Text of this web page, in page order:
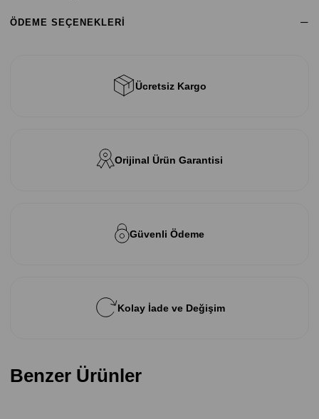
ÖDEME SEÇENEKLERI
Ücretsiz Kargo
Orijinal Ürün Garantisi
Güvenli Ödeme
Kolay İade ve Değişim
Benzer Ürünler